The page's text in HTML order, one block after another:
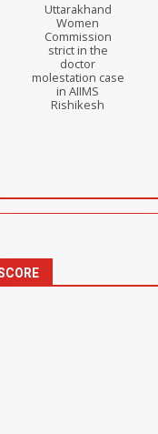
Uttarakhand
Women
Commission
strict in the
doctor
molestation case
in AIIMS
Rishikesh